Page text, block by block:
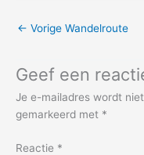
← Vorige Wandelroute
Geef een
Je e-mailadres wordt
gemarkeerd met *
Reactie *